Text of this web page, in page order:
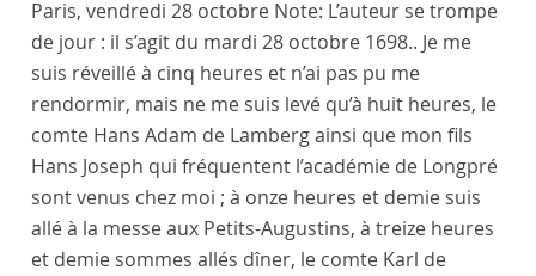
Paris, vendredi 28 octobre Note: L’auteur se trompe
de jour : il s’agit du mardi 28 octobre 1698.. Je me
suis réveillé à cinq heures et n’ai pas pu me
rendormir, mais ne me suis levé qu’à huit heures, le
comte Hans Adam de Lambergainsi que mon fils
Hans Joseph qui fréquentent l’académie de Longpré
sont venus chez moi ; à onze heures et demie suis
allé à la messe aux Petits-Augustins, à treize heures
et demie sommes allés dîner, le comte Karl de